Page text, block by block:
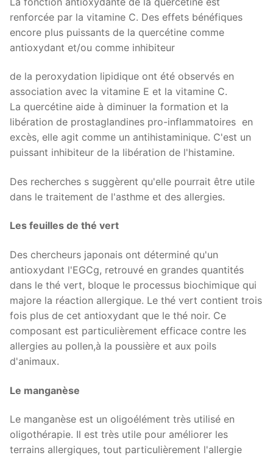
renforcée par la vitamine C. Des effets bénéfiques
encore plus puissants de la quercétine comme
antioxydant et/ou comme inhibiteur
de la peroxydation lipidique ont été observés en
association avec la vitamine E et la vitamine C.
La quercétine aide à diminuer la formation et la
libération de prostaglandines pro-inflammatoires en
excès, elle agit comme un antihistaminique. C'est un
puissant inhibiteur de la libération de l'histamine.
Des recherches s suggèrent qu'elle pourrait être utile
dans le traitement de l'asthme et des allergies.
Les feuilles de thé vert
Des chercheurs japonais ont déterminé qu'un
antioxydant l'EGCg, retrouvé en grandes quantités
dans le thé vert, bloque le processus biochimique qui
majore la réaction allergique. Le thé vert contient trois
fois plus de cet antioxydant que le thé noir. Ce
composant est particulièrement efficace contre les
allergies au pollen,à la poussière et aux poils
d'animaux.
Le manganèse
Le manganèse est un oligoélément très utilisé en
oligothérapie. Il est très utile pour améliorer les
terrains allergiques, tout particulièrement l'allergie